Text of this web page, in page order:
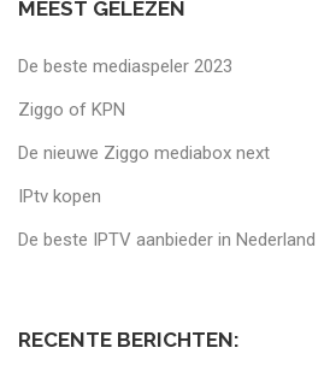
MEEST GELEZEN
De beste mediaspeler 2023
Ziggo of KPN
De nieuwe Ziggo mediabox next
IPtv kopen
De beste IPTV aanbieder in Nederland
RECENTE BERICHTEN: